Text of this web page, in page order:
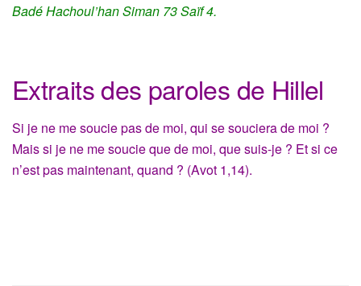
Badé Hachoul’han Siman 73 Saïf 4.
Extraits des paroles de Hillel
Si je ne me soucie pas de moi, qui se souciera de moi ?
Mais si je ne me soucie que de moi, que suis-je ? Et si ce
n’est pas maintenant, quand ? (Avot 1,14).